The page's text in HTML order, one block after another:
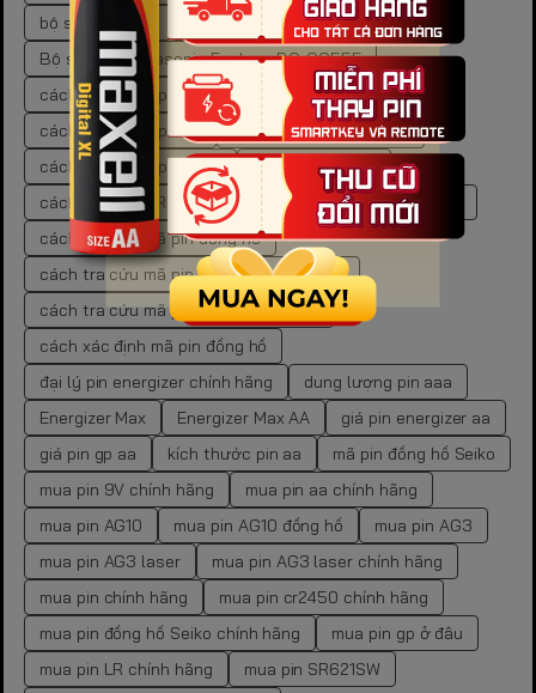
bộ sạc pin AAA
bộ sạc pin đa năng cho gia đình
Bộ sạc pin Panasonic Eneloop BQ-CC55E
cách bảo quản pin
cách bảo quản pin carbon
cách bảo quản pin cr
cách bảo quản pin kẽm
cách bảo quản pin than
cách lưu trữ pin
cách mua pin LR44 chính hãng
cách tra cứu mã pin
cách tra cứu mã pin đồng hồ
cách tra cứu mã pin đồng hồ chuẩn xác
cách tra cứu mã pin đồng hồ tại nhà
cách xác định mã pin đồng hồ
đại lý pin energizer chính hãng
dung lượng pin aaa
Energizer Max
Energizer Max AA
giá pin energizer aa
giá pin gp aa
kích thước pin aa
mã pin đồng hồ Seiko
mua pin 9V chính hãng
mua pin aa chính hãng
mua pin AG10
mua pin AG10 đồng hồ
mua pin AG3
mua pin AG3 laser
mua pin AG3 laser chính hãng
mua pin chính hãng
mua pin cr2450 chính hãng
mua pin đồng hồ Seiko chính hãng
mua pin gp ở đâu
mua pin LR chính hãng
mua pin SR621SW